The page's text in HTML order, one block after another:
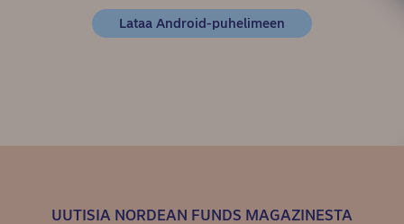
Lataa Android-puhelimeen (opens in new
UUTISIA NORDEAN FUNDS MAGAZINESTA